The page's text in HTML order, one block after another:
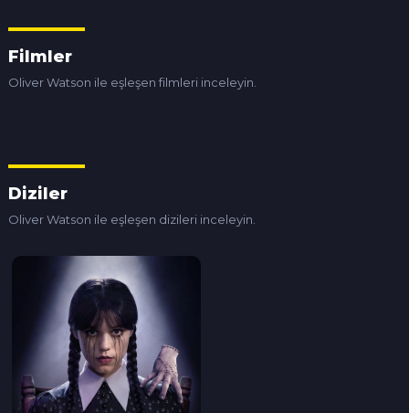
Filmler
Oliver Watson ile eşleşen filmleri inceleyin.
Diziler
Oliver Watson ile eşleşen dizileri inceleyin.